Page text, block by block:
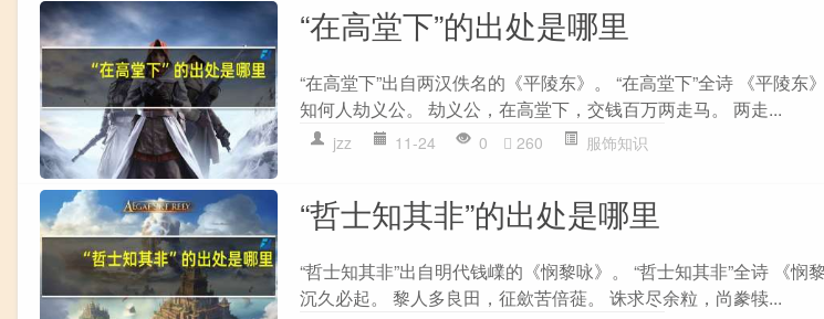
“在高堂下”的出处是哪里
“在高堂下”出自两汉佚名的《平陵东》。 “在高堂下”全诗 《平陵东
知何人劫义公。 劫义公，在高堂下，交钱百万两走马。 两走...
jzz 11-24 0 260 服饰知识
“哲士知其非”的出处是哪里
“哲士知其非”出自明代钱嶫的《悯黎咏》。 “哲士知其非”全诗 《悯
沉久必起。 黎人多良田，征歛苦倍蓰。 诛求尽余粒，尚豢犊...